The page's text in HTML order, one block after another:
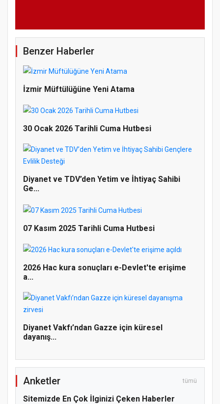
Doğanyol'da Temel Dini Bilgiler Sınavı
Gerçekleştirildi
Benzer Haberler
İzmir Müftülüğüne Yeni Atama
30 Ocak 2026 Tarihli Cuma Hutbesi
Diyanet ve TDV’den Yetim ve İhtiyaç Sahibi
Ge...
07 Kasım 2025 Tarihli Cuma Hutbesi
2026 Hac kura sonuçları e-Devlet'te erişime
a...
Diyanet Vakfı’ndan Gazze için küresel
dayanış...
Anketler tümü
Sitemizde En Çok İlginizi Çeken Haberler